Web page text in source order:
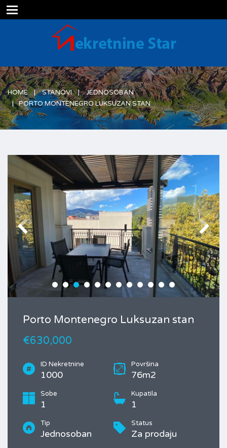
HOME STANOVI
JEDNOSOBAN
PORTO MONTENEGRO LUKSUZAN STAN
Porto Montenegro Luksuzan stan
€630,000
ID Nekretnine
1000
Površina
76m2
Sobe
1
Kupatila
1
Tip
Jednosoban
Status
Za prodaju